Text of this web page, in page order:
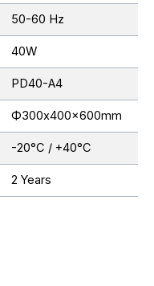
50-60 Hz
40W
PD40-A4
Ф300x400x600mm
-20°C / +40°C
2 Years